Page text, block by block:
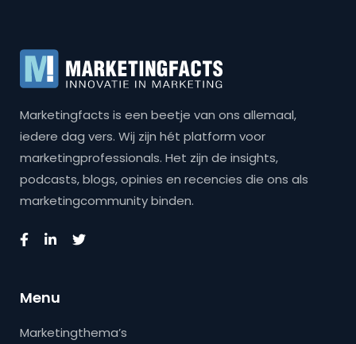
Marketingfacts is een beetje van ons allemaal,
iedere dag vers. Wij zijn hét platform voor
marketingprofessionals. Het zijn de insights,
podcasts, blogs, opinies en recencies die ons als
marketingcommunity binden.
Menu
Marketingthema’s